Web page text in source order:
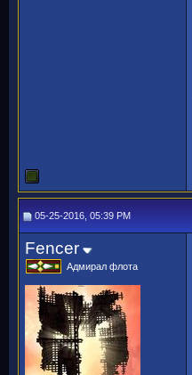
05-25-2016, 05:39 PM
Fencer
Адмирал флота